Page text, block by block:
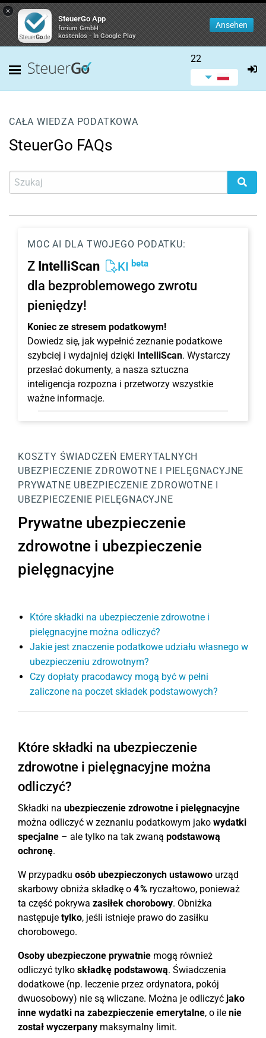
×
SteuerGo App
forium GmbH
kostenlos - In Google Play
Ansehen
22
CAŁA WIEDZA PODATKOWA
SteuerGo FAQs
MOC AI DLA TWOJEGO PODATKU:
Z IntelliScan KI beta
dla bezproblemowego zwrotu
pieniędzy!
Koniec ze stresem podatkowym!
Dowiedz się, jak wypełnić zeznanie podatkowe
szybciej i wydajniej dzięki IntelliScan. Wystarczy
przesłać dokumenty, a nasza sztuczna
inteligencja rozpozna i przetworzy wszystkie
ważne informacje.
KOSZTY ŚWIADCZEŃ EMERYTALNYCH
UBEZPIECZENIE ZDROWOTNE I PIELĘGNACYJNE
PRYWATNE UBEZPIECZENIE ZDROWOTNE I
UBEZPIECZENIE PIELĘGNACYJNE
Prywatne ubezpieczenie
zdrowotne i ubezpieczenie
pielęgnacyjne
Które składki na ubezpieczenie zdrowotne i
pielęgnacyjne można odliczyć?
Jakie jest znaczenie podatkowe udziału własnego w
ubezpieczeniu zdrowotnym?
Czy dopłaty pracodawcy mogą być w pełni
zaliczone na poczet składek podstawowych?
Które składki na ubezpieczenie
zdrowotne i pielęgnacyjne można
odliczyć?
Składki na ubezpieczenie zdrowotne i pielęgnacyjne
można odliczyć w zeznaniu podatkowym jako wydatki
specjalne – ale tylko na tak zwaną podstawową
ochronę.
W przypadku osób ubezpieczonych ustawowo urząd
skarbowy obniża składkę o 4 % ryczałtowo, ponieważ
ta część pokrywa zasiłek chorobowy. Obniżka
następuje tylko, jeśli istnieje prawo do zasiłku
chorobowego.
Osoby ubezpieczone prywatnie mogą również
odliczyć tylko składkę podstawową. Świadczenia
dodatkowe (np. leczenie przez ordynatora, pokój
dwuosobowy) nie są wliczane. Można je odliczyć jako
inne wydatki na zabezpieczenie emerytalne, o ile nie
został wyczerpany maksymalny limit.